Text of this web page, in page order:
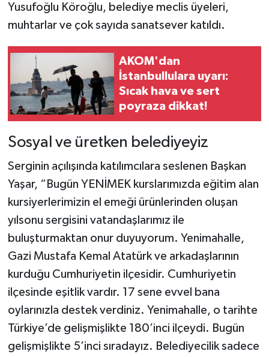
Yusufoğlu Köroğlu, belediye meclis üyeleri,
muhtarlar ve çok sayıda sanatsever katıldı.
AKOM'dan
İstanbullulara uyarı:
Sıcak hava ve sert
poyraza dikkat!
Sosyal ve üretken belediyeyiz
Serginin açılışında katılımcılara seslenen Başkan
Yaşar, “Bugün YENİMEK kurslarımızda eğitim alan
kursiyerlerimizin el emeği ürünlerinden oluşan
yılsonu sergisini vatandaşlarımız ile
buluşturmaktan onur duyuyorum. Yenimahalle,
Gazi Mustafa Kemal Atatürk ve arkadaşlarının
kurduğu Cumhuriyetin ilçesidir. Cumhuriyetin
ilçesinde eşitlik vardır. 17 sene evvel bana
oylarınızla destek verdiniz. Yenimahalle, o tarihte
Türkiye’de gelişmişlikte 180’inci ilçeydi. Bugün
gelişmişlikte 5’inci sıradayız. Belediyecilik sadece